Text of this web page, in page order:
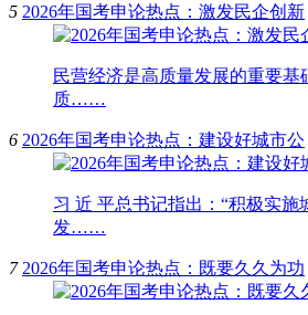
5 2026年国考申论热点：激发民企创新
民营经济是高质量发展的重要
质……
6 2026年国考申论热点：建设好城市公
习 近 平总书记指出：“积极实施
发……
7 2026年国考申论热点：既要久久为功